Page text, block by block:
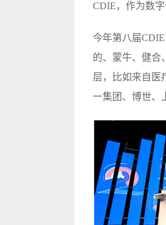
CDIE，作为数
今年第八届
的、蒙牛、健合
层，比如来自医
一集团、博世、